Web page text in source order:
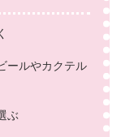
ールやカクテル
ぶ